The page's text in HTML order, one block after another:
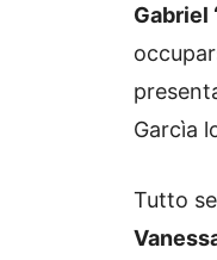
Gabriel
Garcìa
Tutto